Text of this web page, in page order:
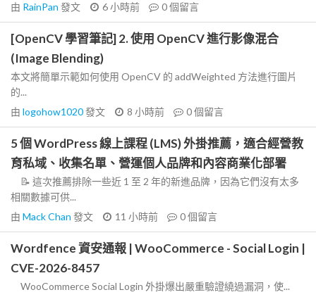
由 RainPan 發文 6 小時前 0個留言
[OpenCV 學習筆記] 2. 使用 OpenCV 進行影像混合
(Image Blending)
本文將簡單示範如何使用 OpenCV 的 addWeighted 方法進行圖片
的...
由 logohow1020發文 8 小時前 0個留言
5 個 WordPress 線上課程 (LMS) 外掛推薦，適合經營教
育私域、收集名單、營運個人品牌和內容商業化部署
📝 這次推薦排除一些近 1 至 2 年的新進品牌，因為它們沒有太多
相關數據可供...
由 Mack Chan 發文 11 小時前 0個留言
Wordfence 資安通報 | WooCommerce - Social Login |
CVE-2026-8457
WooCommerce Social Login 外掛爆出嚴重驗證繞過漏洞，使...